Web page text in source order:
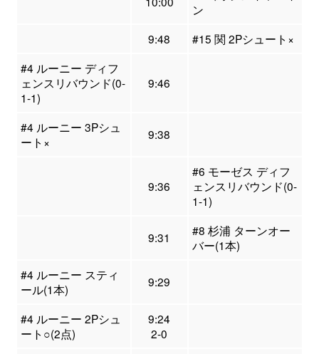
ン
9:48
#15 関 2Pシュート×
#4 ルーニー ディフ
ェンスリバウンド(0-
1-1)
9:46
#4 ルーニー 3Pシュ
ート×
9:38
9:36
#6 モーゼス ディフ
ェンスリバウンド(0-
1-1)
9:31
#8 杉浦 ターンオー
バー(1本)
#4 ルーニー スティ
ール(1本)
9:29
#4 ルーニー 2Pシュ
ート○(2点)
9:24
2-0